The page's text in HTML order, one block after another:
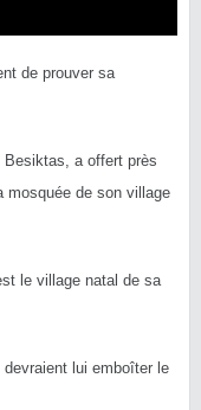
de prouver sa
Besiktas, a offert près
mosquée de son village
le village natal de sa
lui emboîter le